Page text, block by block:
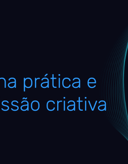
prática e
criativa